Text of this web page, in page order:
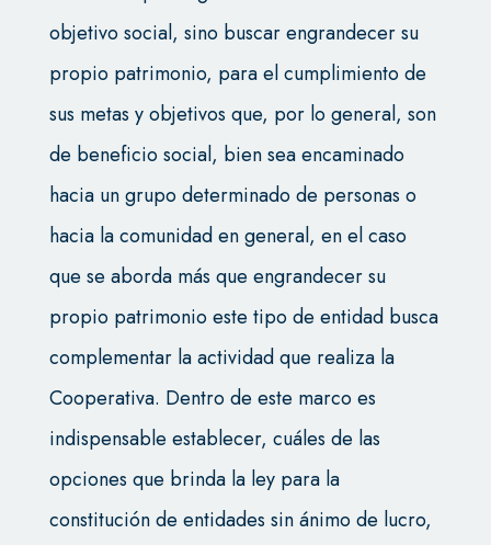
objetivo social, sino buscar engrandecer su
propio patrimonio, para el cumplimiento de
sus metas y objetivos que, por lo general, son
de beneficio social, bien sea encaminado
hacia un grupo determinado de personas o
hacia la comunidad en general, en el caso
que se aborda más que engrandecer su
propio patrimonio este tipo de entidad busca
complementar la actividad que realiza la
Cooperativa. Dentro de este marco es
indispensable establecer, cuáles de las
opciones que brinda la ley para la
constitución de entidades sin ánimo de lucro,